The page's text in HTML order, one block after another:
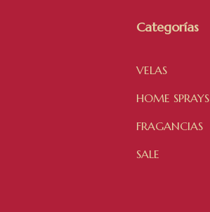
Categorías
VELAS
HOME SPRAYS
FRAGANCIAS
SALE